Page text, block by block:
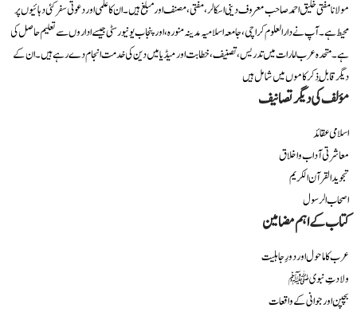
مولانا مفتی خلیق احمد صاحب معروف دینی اسکالر، مفتی، مصنف اور مبلّغ ہیں۔ ان کا علمی اور دعوتی سفر کئی دہائیوں پر
محیط ہے۔ آپ نے دارالعلوم کراچی، جامعہ اسلامیہ مدینہ منورہ، اور پنجاب یونیورسٹی جیسے اداروں سے تعلیم حاصل کی
ہے۔ متحدہ عرب امارات میں تدریس، تصنیف، خطابت اور میڈیا میں دین کی خدمت انجام دے رہے ہیں۔ ان کے
دیگر قابلِ ذکر کاموں میں شامل ہیں
مؤلف کی دیگر تصانیف
اسلامی عقائد
معاشرتی آداب و اخلاق
تجوید القرآن الکریم
اصحاب الرسول
کتاب کے اہم مضامین
عرب کا ماحول اور دورِ جاہلیت
ولادتِ نبوی ﷺ
بچپن اور جوانی کے واقعات